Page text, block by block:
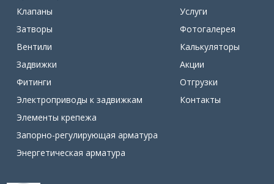
Клапаны
Затворы
Вентили
Задвижки
Фитинги
Электроприводы к задвижкам
Элементы крепежа
Запорно-регулирующая арматура
Энергетическая арматура
Услуги
Фотогалерея
Калькуляторы
Акции
Отгрузки
Контакты